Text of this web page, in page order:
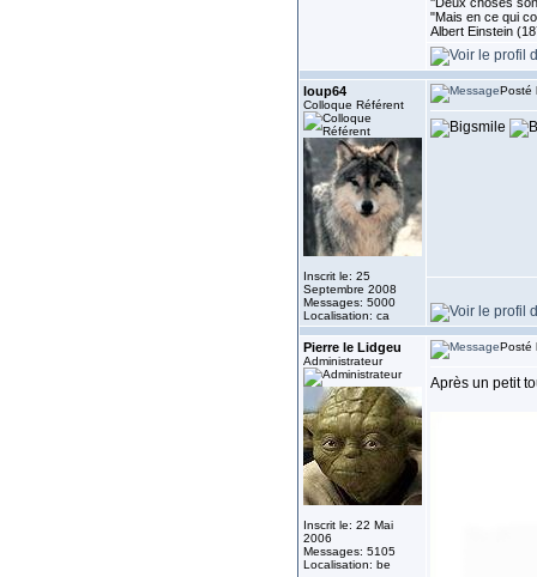
"Mais en ce qui
Albert Einstein
loup64
Colloque Référent
Inscrit le: 25
Septembre 2008
Messages: 5000
Localisation: ca
Posté
Pierre le Lidgeu
Administrateur
Inscrit le: 22 Mai
2006
Messages: 5105
Localisation: be
Posté
Après un petit